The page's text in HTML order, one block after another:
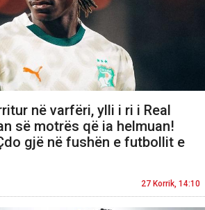
në varfëri, ylli i ri i Real
së motrës që ia helmuan!
gjë në fushën e futbollit e
27 Korrik, 14:10